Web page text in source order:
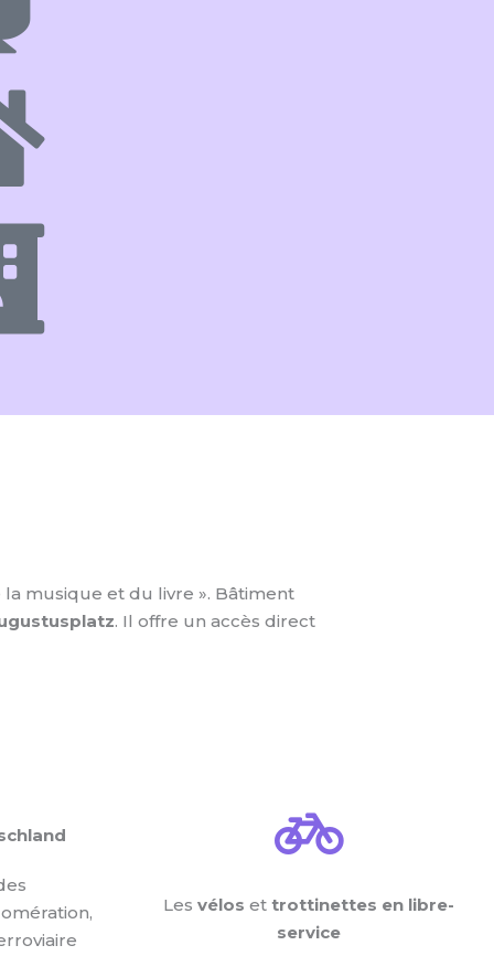
musique et du livre ». Bâtiment
. Il offre un accès direct
Les vélos et trottinettes en libre-
service